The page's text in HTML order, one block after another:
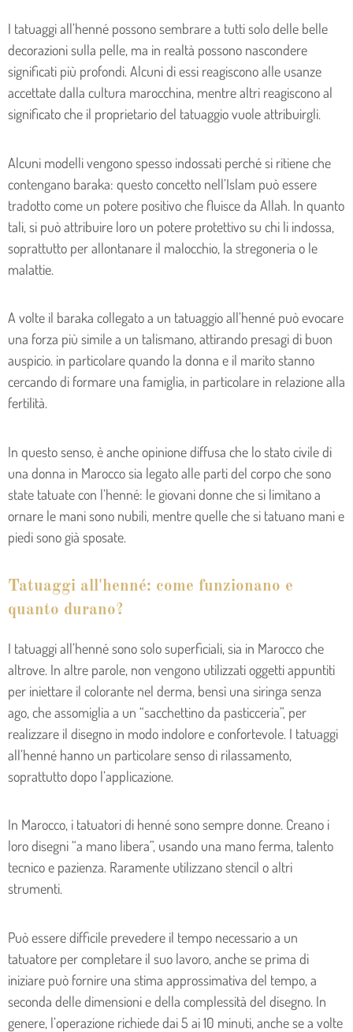
I tatuaggi all’henné possono sembrare a tutti solo delle belle
decorazioni sulla pelle, ma in realtà possono nascondere
significati più profondi. Alcuni di essi reagiscono alle usanze
accettate dalla cultura marocchina, mentre altri reagiscono al
significato che il proprietario del tatuaggio vuole attribuirgli.
Alcuni modelli vengono spesso indossati perché si ritiene che
contengano baraka: questo concetto nell’Islam può essere
tradotto come un potere positivo che fluisce da Allah. In quanto
tali, si può attribuire loro un potere protettivo su chi li indossa,
soprattutto per allontanare il malocchio, la stregoneria o le
malattie.
A volte il baraka collegato a un tatuaggio all’henné può evocare
una forza più simile a un talismano, attirando presagi di buon
auspicio. in particolare quando la donna e il marito stanno
cercando di formare una famiglia, in particolare in relazione alla
fertilità.
In questo senso, è anche opinione diffusa che lo stato civile di
una donna in Marocco sia legato alle parti del corpo che sono
state tatuate con l’henné: le giovani donne che si limitano a
ornare le mani sono nubili, mentre quelle che si tatuano mani e
piedi sono già sposate.
Tatuaggi all'henné: come funzionano e
quanto durano?
I tatuaggi all’henné sono solo superficiali, sia in Marocco che
altrove. In altre parole, non vengono utilizzati oggetti appuntiti
per iniettare il colorante nel derma, bensì una siringa senza
ago, che assomiglia a un “sacchettino da pasticceria”, per
realizzare il disegno in modo indolore e confortevole. I tatuaggi
all’henné hanno un particolare senso di rilassamento,
soprattutto dopo l’applicazione.
In Marocco, i tatuatori di henné sono sempre donne. Creano i
loro disegni “a mano libera”, usando una mano ferma, talento
tecnico e pazienza. Raramente utilizzano stencil o altri
strumenti.
Può essere difficile prevedere il tempo necessario a un
tatuatore per completare il suo lavoro, anche se prima di
iniziare può fornire una stima approssimativa del tempo, a
seconda delle dimensioni e della complessità del disegno. In
genere, l’operazione richiede dai 5 ai 10 minuti, anche se a volte